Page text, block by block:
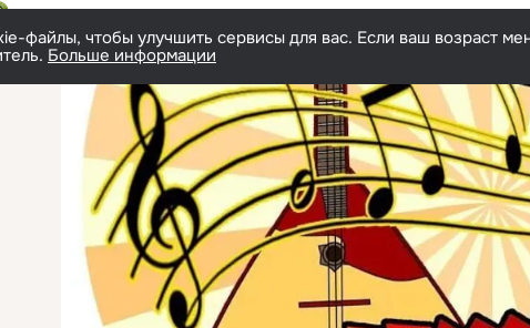
файлы, чтобы улучшить сервисы для вас. Если ваш возраст
Больше информации